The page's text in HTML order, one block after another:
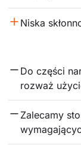
Niska
Do części
rozważ
Zalecamy